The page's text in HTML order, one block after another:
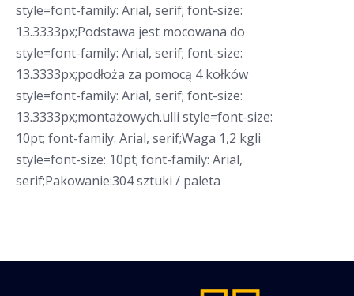
style=font-family: Arial, serif; font-size:
13.3333px;Podstawa jest mocowana do
style=font-family: Arial, serif; font-size:
13.3333px;podłoża za pomocą 4 kołków
style=font-family: Arial, serif; font-size:
13.3333px;montażowych.ulli style=font-size:
10pt; font-family: Arial, serif;Waga 1,2 kgli
style=font-size: 10pt; font-family: Arial,
serif;Pakowanie:304 sztuki / paleta